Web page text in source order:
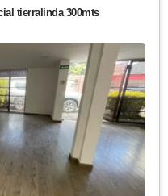
tierralinda 300mts